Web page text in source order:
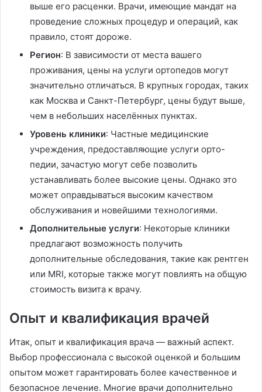
выше его расценки. Врачи, имеющие мандат на
проведение сложных процедур и операций, как
правило, стоят дороже.
Регион: В зависимости от места вашего
проживания, цены на услуги ортопедов могут
значительно отличаться. В крупных городах, таких
как Москва и Санкт-Петербург, цены будут выше,
чем в небольших населённых пунктах.
Уровень клиники: Частные медицинские
учреждения, предоставляющие услуги орто-
педии, зачастую могут себе позволить
устанавливать более высокие цены. Однако это
может оправдываться высоким качеством
обслуживания и новейшими технологиями.
Дополнительные услуги: Некоторые клиники
предлагают возможность получить
дополнительные обследования, такие как рентген
или MRI, которые также могут повлиять на общую
стоимость визита к врачу.
Опыт и квалификация врачей
Итак, опыт и квалификация врача — важный аспект.
Выбор профессионала с высокой оценкой и большим
опытом может гарантировать более качественное и
безопасное лечение. Многие врачи дополнительно